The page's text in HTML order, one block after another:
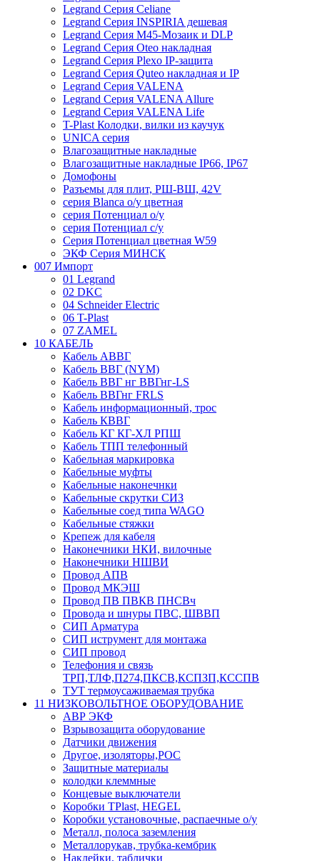
Legrand Серия Celiane
Legrand Серия INSPIRIA дешевая
Legrand Серия M45-Мозаик и DLP
Legrand Серия Oteo накладная
Legrand Серия Plexo IP-защита
Legrand Серия Quteo накладная и IP
Legrand Серия VALENA
Legrand Серия VALENA Allure
Legrand Серия VALENA Life
T-Plast Колодки, вилки из каучук
UNICA серия
Влагозащитные накладные
Влагозащитные накладные IP66, IP67
Домофоны
Разъемы для плит, РШ-ВШ, 42V
серия Blanca о/у цветная
серия Потенциал о/у
серия Потенциал с/у
Серия Потенциал цветная W59
ЭКФ Серия МИНСК
007 Импорт
01 Legrand
02 DKC
04 Schneider Electric
06 T-Plast
07 ZAMEL
10 КАБЕЛЬ
Кабель АВВГ
Кабель ВВГ (NYM)
Кабель ВВГ нг ВВГнг-LS
Кабель ВВГнг FRLS
Кабель информационный, трос
Кабель КВВГ
Кабель КГ КГ-ХЛ РПШ
Кабель ТПП телефонный
Кабельная маркировка
Кабельные муфты
Кабельные наконечнки
Кабельные скрутки СИЗ
Кабельные соед типа WAGO
Кабельные стяжки
Крепеж для кабеля
Наконечники НКИ, вилочные
Наконечники НШВИ
Провод АПВ
Провод МКЭШ
Провод ПВ ПВКВ ПНСВч
Провода и шнуры ПВС, ШВВП
СИП Арматура
СИП иструмент для монтажа
СИП провод
Телефония и связь
ТРП,ТЛФ,П274,ПКСВ,КСПЗП,КССПВ
ТУТ термоусаживаемая трубка
11 НИЗКОВОЛЬТНОЕ ОБОРУДОВАНИЕ
АВР ЭКФ
Взрывозащита оборудование
Датчики движения
Другое, изоляторы,РОС
Защитные материалы
колодки клеммные
Концевые выключатели
Коробки TPlast, HEGEL
Коробки установочные, распаечные о/у
Металл, полоса заземления
Металлорукав, трубка-кембрик
Наклейки, таблички